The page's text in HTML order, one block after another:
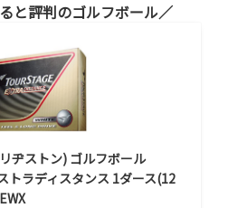
と評判のゴルフボール
ヂストン) ゴルフボール
トラディスタンス 1ダース(12